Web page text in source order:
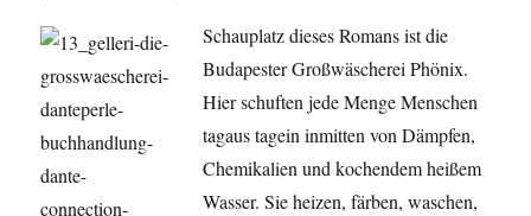
Schauplatz dieses Romans ist die
Budapester Großwäscherei Phönix.
Hier schuften jede Menge Menschen
tagaus tagein inmitten von Dämpfen,
Chemikalien und kochendem heißem
Wasser. Sie heizen, färben, waschen,